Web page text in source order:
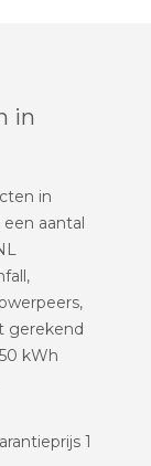
in
in
aantal
gerekend
kWh
1